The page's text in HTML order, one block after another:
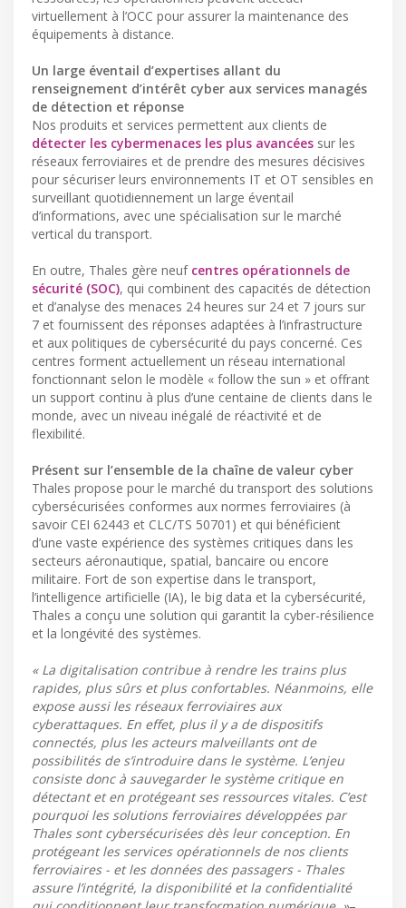
virtuellement à l’OCC pour assurer la maintenance des
équipements à distance.
Un large éventail d’expertises allant du
renseignement d’intérêt cyber aux services managés
de détection et réponse
Nos produits et services permettent aux clients de
détecter les cybermenaces les plus avancées sur les
réseaux ferroviaires et de prendre des mesures décisives
pour sécuriser leurs environnements IT et OT sensibles en
surveillant quotidiennement un large éventail
d’informations, avec une spécialisation sur le marché
vertical du transport.
En outre, Thales gère neuf centres opérationnels de
sécurité (SOC), qui combinent des capacités de détection
et d’analyse des menaces 24 heures sur 24 et 7 jours sur
7 et fournissent des réponses adaptées à l’infrastructure
et aux politiques de cybersécurité du pays concerné. Ces
centres forment actuellement un réseau international
fonctionnant selon le modèle « follow the sun » et offrant
un support continu à plus d’une centaine de clients dans le
monde, avec un niveau inégalé de réactivité et de
flexibilité.
Présent sur l’ensemble de la chaîne de valeur cyber
Thales propose pour le marché du transport des solutions
cybersécurisées conformes aux normes ferroviaires (à
savoir CEI 62443 et CLC/TS 50701) et qui bénéficient
d’une vaste expérience des systèmes critiques dans les
secteurs aéronautique, spatial, bancaire ou encore
militaire. Fort de son expertise dans le transport,
l’intelligence artificielle (IA), le big data et la cybersécurité,
Thales a conçu une solution qui garantit la cyber-résilience
et la longévité des systèmes.
« La digitalisation contribue à rendre les trains plus
rapides, plus sûrs et plus confortables. Néanmoins, elle
expose aussi les réseaux ferroviaires aux
cyberattaques. En effet, plus il y a de dispositifs
connectés, plus les acteurs malveillants ont de
possibilités de s’introduire dans le système. L’enjeu
consiste donc à sauvegarder le système critique en
détectant et en protégeant ses ressources vitales. C’est
pourquoi les solutions ferroviaires développées par
Thales sont cybersécurisées dès leur conception. En
protégeant les services opérationnels de nos clients
ferroviaires - et les données des passagers - Thales
assure l’intégrité, la disponibilité et la confidentialité